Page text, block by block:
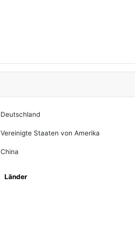
Deutschland
Vereinigte Staaten von Amerika
China
Länder